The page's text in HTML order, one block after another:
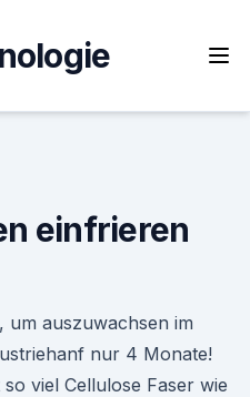
einfrieren
auszuwachsen im
nur 4 Monate!
viel Cellulose Faser wie